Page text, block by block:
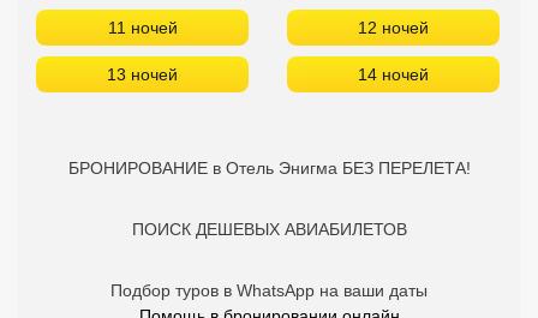
11 ночей 12 ночей
13 ночей 14 ночей
БРОНИРОВАНИЕ в Отель Энигма БЕЗ ПЕРЕЛЕТА!
ПОИСК ДЕШЕВЫХ АВИАБИЛЕТОВ
Подбор туров в WhatsApp на ваши даты